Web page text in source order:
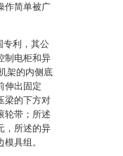
作简单被广
专利，其公
制电柜和异
架的内侧底
伸出固定
梁的下方对
轮带；所述
，所述的异
具组。